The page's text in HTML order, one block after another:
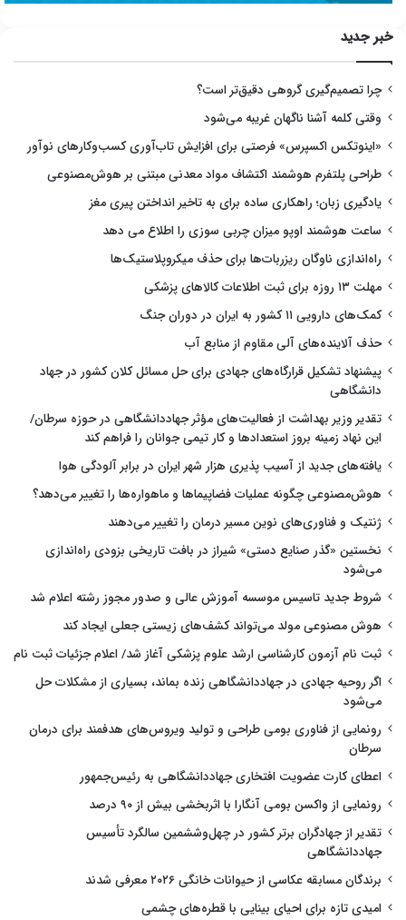
خبر جدید
چرا تصمیم‌گیری گروهی دقیق‌تر است؟
وقتی کلمه آشنا ناگهان غریبه می‌شود
«اینوتکس اکسپرس» فرصتی برای افزایش تاب‌آوری کسب‌وکارهای نوآور
طراحی پلتفرم هوشمند اکتشاف مواد معدنی مبتنی بر هوش‌مصنوعی
یادگیری زبان؛ راهکاری ساده برای به تاخیر انداختن پیری مغز
ساعت هوشمند اوپو میزان چربی سوزی را اطلاع می دهد
راه‌اندازی ناوگان ریزربات‌ها برای حذف میکروپلاستیک‌ها
مهلت ۱۳ روزه برای ثبت اطلاعات کالاهای پزشکی
کمک‌های دارویی ۱۱ کشور به ایران در دوران جنگ
حذف آلاینده‌های آلی مقاوم از منابع آب
پیشنهاد تشکیل قرارگاه‌های جهادی برای حل مسائل کلان کشور در جهاد
دانشگاهی
تقدیر وزیر بهداشت از فعالیت‌های مؤثر جهاددانشگاهی در حوزه سرطان/
این نهاد زمینه بروز استعدادها و کار تیمی جوانان را فراهم کند
یافته‌های جدید از آسیب پذیری هزار شهر ایران در برابر آلودگی هوا
هوش‌مصنوعی چگونه عملیات فضاپیماها و ماهواره‌ها را تغییر می‌دهد؟
ژنتیک و فناوری‌های نوین مسیر درمان را تغییر می‌دهند
نخستین «گذر صنایع دستی» شیراز در بافت تاریخی بزودی راه‌اندازی
می‌شود
شروط جدید تاسیس موسسه آموزش عالی و صدور مجوز رشته اعلام شد
هوش مصنوعی مولد می‌تواند کشف‌های زیستی جعلی ایجاد کند
ثبت نام آزمون کارشناسی ارشد علوم پزشکی آغاز شد/ اعلام جزئیات ثبت نام
اگر روحیه جهادی در جهاددانشگاهی زنده بماند، بسیاری از مشکلات حل
می‌شود
رونمایی از فناوری بومی طراحی و تولید ویروس‌های هدفمند برای درمان
سرطان
اعطای کارت عضویت افتخاری جهاددانشگاهی به رئیس‌جمهور
رونمایی از واکسن بومی آنگارا با اثربخشی بیش از ۹۰ درصد
تقدیر از جهادگران برتر کشور در چهل‌وششمین سالگرد تأسیس
جهاددانشگاهی
برندگان مسابقه عکاسی از حیوانات خانگی ۲۰۲۶ معرفی شدند
امیدی تازه برای احیای بینایی با قطره‌های چشمی